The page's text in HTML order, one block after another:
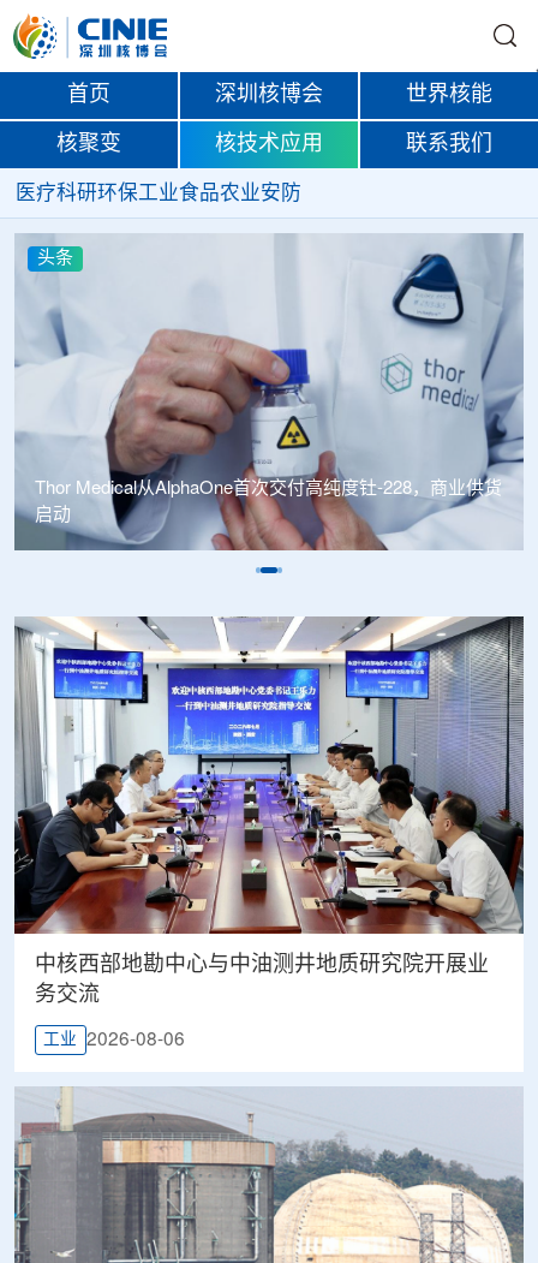
首页 深圳核博会 世界核能
核聚变 核技术应用 联系我们
医疗科研环保工业食品农业安防
次交付高纯度钍-228，商业供货
中广核达胜携手浙江嘉广束 打造国内首套全自主电子束固
化卷钢涂装产业链
中核西部地勘中心与中油测井地质研究院开展业
务交流
工业 2026-08-06